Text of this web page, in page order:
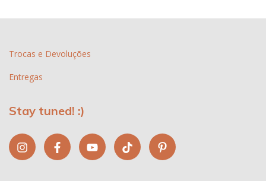
Trocas e Devoluções
Entregas
Stay tuned! :)